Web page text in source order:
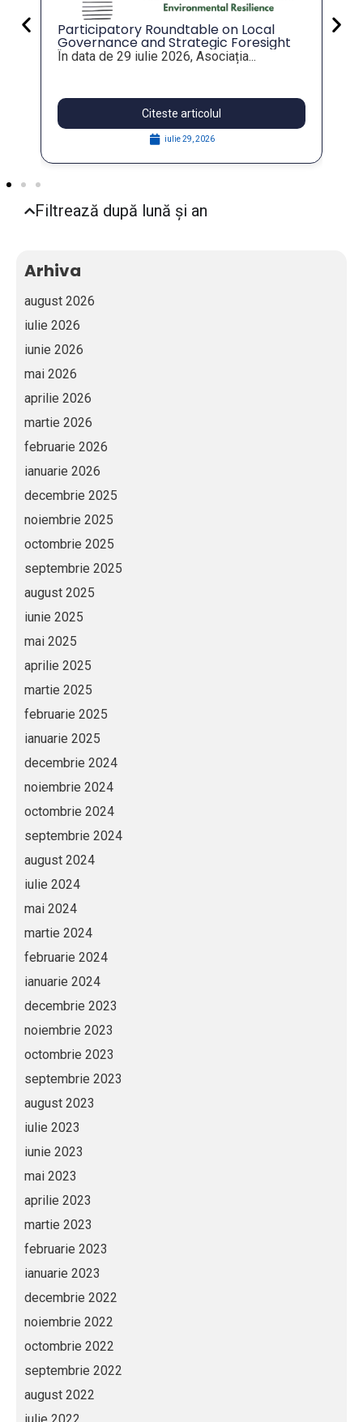
Participatory Roundtable on Local
Governance and Strategic Foresight
for Resilient Public Policies, within the
În data de 29 iulie 2026, Asociația...
Citeste articolul
iulie 29, 2026
Filtrează după lună și an
Arhiva
august 2026
iulie 2026
iunie 2026
mai 2026
aprilie 2026
martie 2026
februarie 2026
ianuarie 2026
decembrie 2025
noiembrie 2025
octombrie 2025
septembrie 2025
august 2025
iunie 2025
mai 2025
aprilie 2025
martie 2025
februarie 2025
ianuarie 2025
decembrie 2024
noiembrie 2024
octombrie 2024
septembrie 2024
august 2024
iulie 2024
mai 2024
martie 2024
februarie 2024
ianuarie 2024
decembrie 2023
noiembrie 2023
octombrie 2023
septembrie 2023
august 2023
iulie 2023
iunie 2023
mai 2023
aprilie 2023
martie 2023
februarie 2023
ianuarie 2023
decembrie 2022
noiembrie 2022
octombrie 2022
septembrie 2022
august 2022